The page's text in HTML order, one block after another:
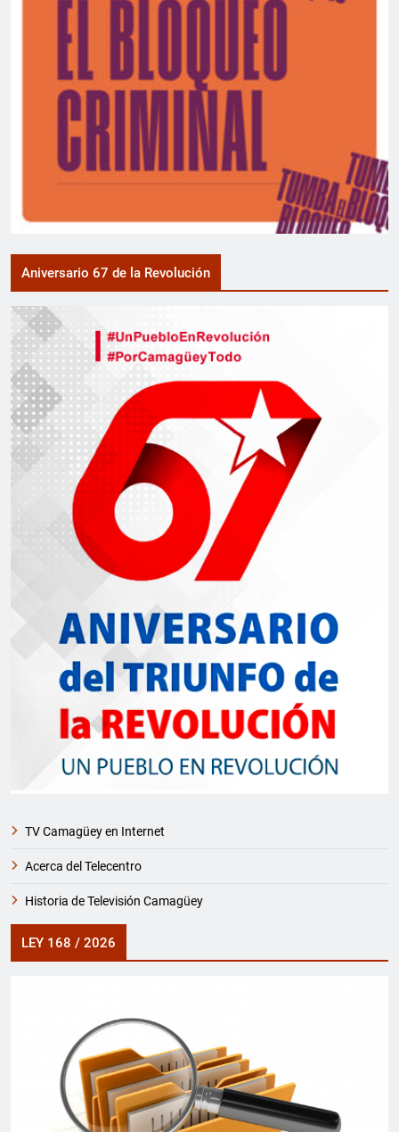
Aniversario 67 de la Revolución
TV Camagüey en Internet
Acerca del Telecentro
Historia de Televisión Camagüey
LEY 168 / 2026